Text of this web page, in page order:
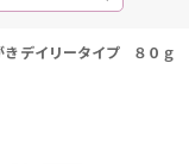
き デイリータイプ ８０ｇ